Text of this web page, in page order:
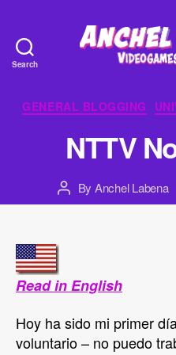
Search
GENERAL BLOGGING
NTTV
Post
author
By Anchel Labena
Read in English
Hoy ha sido mi primer
voluntario – no puedo